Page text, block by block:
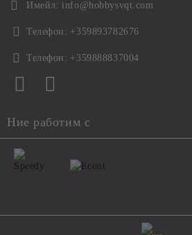
Имейл: info@hobbysvqt.com
Телефон: +359893782676
Телефон: +359888837004
Ние работим с